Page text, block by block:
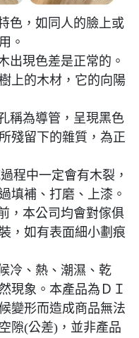
色，如同人的臉上或
。
出現色差是正常的。
上的木材，它的向陽
稱為導管，呈現黑色
殘留下的雜質，為正
程中一定會有木裂，
填補、打磨、上漆。
，本公司均會對傢俱
，如有表面細小劃痕
冷、熱、潮濕、乾
現象。本產品為ＤＩ
變形而造成商品無法
隙(公差)，並非產品